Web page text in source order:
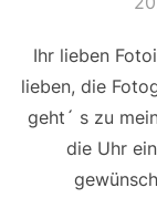
Ihr lieben
lieben, die
geht´ s zu
die Uhr